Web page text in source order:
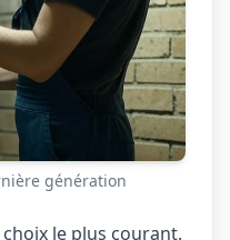
génération
le plus courant.